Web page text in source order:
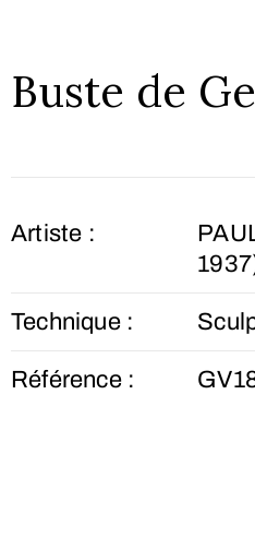
Buste de
Artiste :
Technique :
Référence :